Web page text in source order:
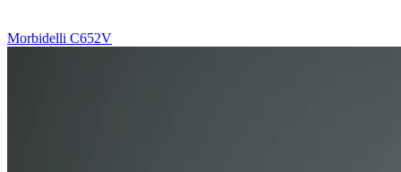
Morbidelli C652V